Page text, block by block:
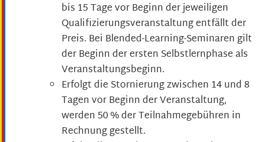
bis 15 Tage vor Beginn der jeweiligen
Qualifizierungsveranstaltung entfällt der
Preis. Bei Blended-Learning-Seminaren gilt
der Beginn der ersten Selbstlernphase als
Veranstaltungsbeginn.
Erfolgt die Stornierung zwischen 14 und 8
Tagen vor Beginn der Veranstaltung,
werden 50 % der Teilnahmegebühren in
Rechnung gestellt.